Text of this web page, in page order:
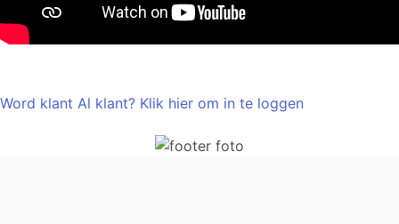
Word klant Al klant? Klik hier om in te loggen